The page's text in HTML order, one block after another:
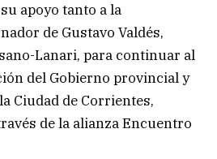
apoyo tanto a la
de Gustavo Valdés,
Lanari, para continuar al
del Gobierno provincial y
Ciudad de Corrientes,
de la alianza Encuentro